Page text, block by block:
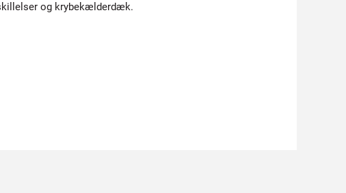
og krybekælderdæk.